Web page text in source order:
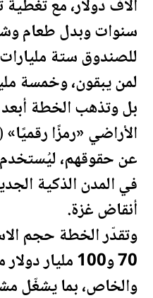
آلاف دولار، مع تغطية
سنوات وبدل طعام
للصندوق ستة
لمن يبقون، وخمسة
بل وتذهب الخطة
عن حقوقهم،
في المدن الذكية
أنقاض غزة.
وتقدّر الخطة حجم
70 و100 مليار